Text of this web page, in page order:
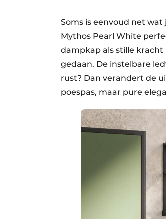
Soms is eenvoud net
Mythos Pearl White
dampkap als stille
gedaan. De instelbare
rust? Dan verandert de
poespas, maar pure